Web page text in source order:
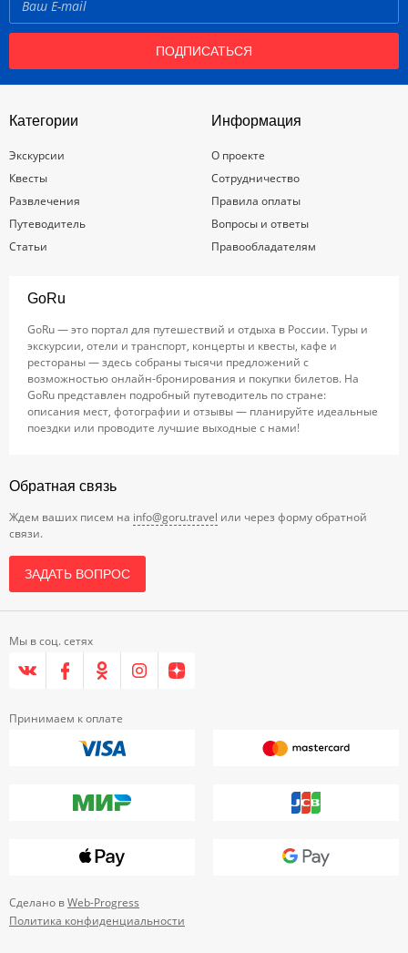
ПОДПИСАТЬСЯ
Категории
Экскурсии
Квесты
Развлечения
Путеводитель
Статьи
Информация
О проекте
Сотрудничество
Правила оплаты
Вопросы и ответы
Правообладателям
GoRu
GoRu — это портал для путешествий и отдыха в России. Туры и
экскурсии, отели и транспорт, концерты и квесты, кафе и
рестораны — здесь собраны тысячи предложений с
возможностью онлайн-бронирования и покупки билетов. На
GoRu представлен подробный путеводитель по стране:
описания мест, фотографии и отзывы — планируйте идеальные
поездки или проводите лучшие выходные с нами!
Обратная связь
Ждем ваших писем на info@goru.travel или через форму обратной
связи.
ЗАДАТЬ ВОПРОС
Мы в соц. сетях
Принимаем к оплате
Сделано вWeb-Progress
Политика конфиденциальности